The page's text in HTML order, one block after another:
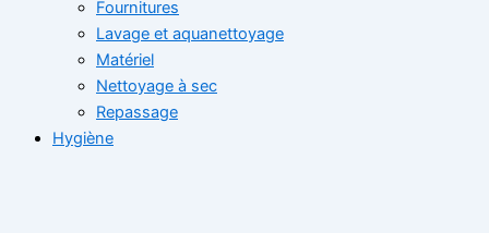
Fournitures
Lavage et aquanettoyage
Matériel
Nettoyage à sec
Repassage
Hygiène